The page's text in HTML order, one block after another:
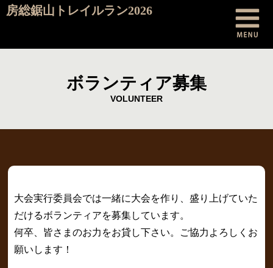
房総鋸山トレイルラン2026
ボランティア募集
VOLUNTEER
大会実行委員会では一緒に大会を作り、盛り上げていた
だけるボランティアを募集しています。
何卒、皆さまのお力をお貸し下さい。ご協力よろしくお
願いします！